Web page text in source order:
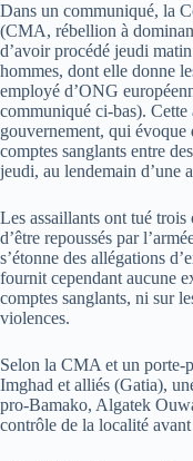
Dans un communiqué, la
(CMA, rébellion à
d’avoir procédé jeudi
hommes, dont elle donne
employé d’ONG
communiqué ci-bas). Cette
gouvernement, qui évoque
comptes sanglants entre
jeudi, au lendemain d’une
Les assaillants ont tué
d’être repoussés par
s’étonne des allégations
fournit cependant aucune
comptes sanglants, ni sur
violences.
Selon la CMA et un porte-
Imghad et alliés (Gatia),
pro-Bamako, Algatek
contrôle de la localité avant